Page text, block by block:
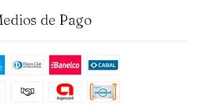
de Pago